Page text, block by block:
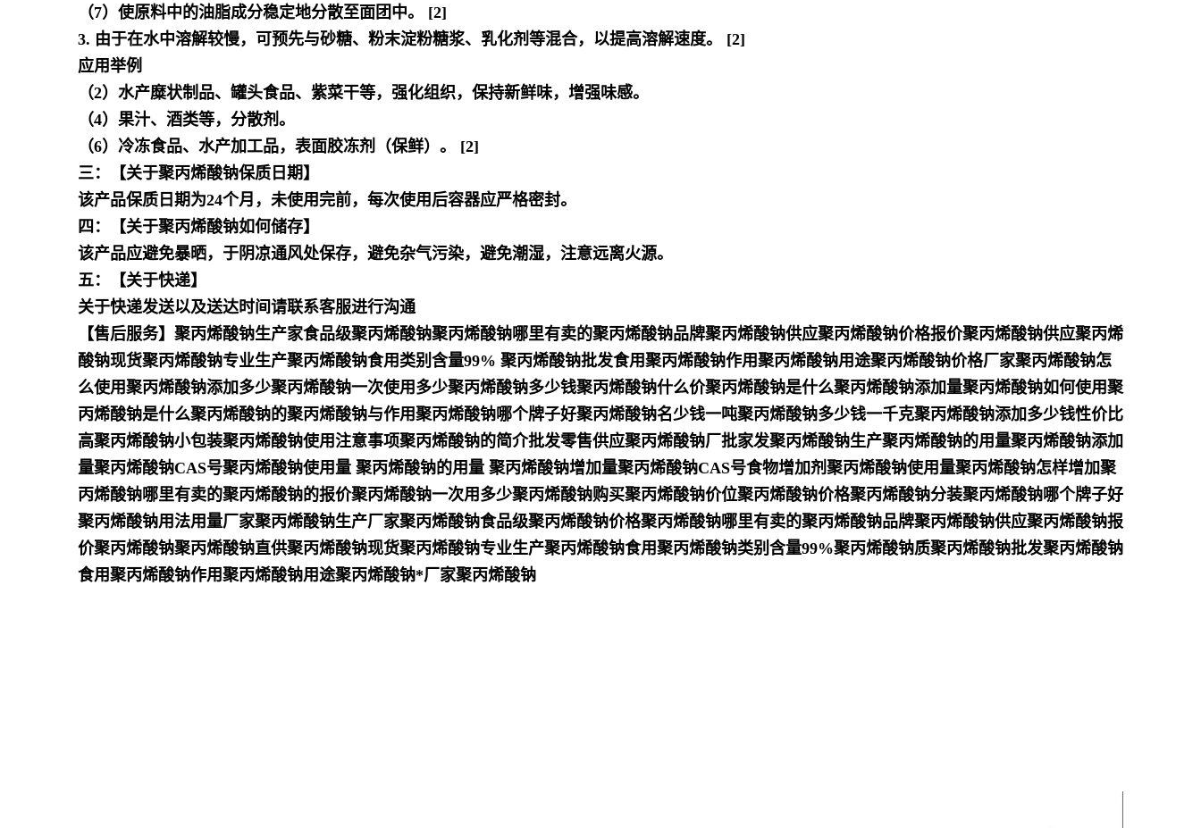
（7）使原料中的油脂成分稳定地分散至面团中。 [2]
3. 由于在水中溶解较慢，可预先与砂糖、粉末淀粉糖浆、乳化剂等混合，以提高溶解速度。 [2]
应用举例
（2）水产糜状制品、罐头食品、紫菜干等，强化组织，保持新鲜味，增强味感。
（4）果汁、酒类等，分散剂。
（6）冷冻食品、水产加工品，表面胶冻剂（保鲜）。 [2]
三：【关于聚丙烯酸钠保质日期】
该产品保质日期为24个月，未使用完前，每次使用后容器应严格密封。
四：【关于聚丙烯酸钠如何储存】
该产品应避免暴晒，于阴凉通风处保存，避免杂气污染，避免潮湿，注意远离火源。
五：【关于快递】
关于快递发送以及送达时间请联系客服进行沟通
【售后服务】聚丙烯酸钠生产家食品级聚丙烯酸钠聚丙烯酸钠哪里有卖的聚丙烯酸钠品牌聚丙烯酸钠供应聚丙烯酸钠价格报价聚丙烯酸钠供应聚丙烯
酸钠现货聚丙烯酸钠专业生产聚丙烯酸钠食用类别含量99% 聚丙烯酸钠批发食用聚丙烯酸钠作用聚丙烯酸钠用途聚丙烯酸钠价格厂家聚丙烯酸钠怎
么使用聚丙烯酸钠添加多少聚丙烯酸钠一次使用多少聚丙烯酸钠多少钱聚丙烯酸钠什么价聚丙烯酸钠是什么聚丙烯酸钠添加量聚丙烯酸钠如何使用聚
丙烯酸钠是什么聚丙烯酸钠的聚丙烯酸钠与作用聚丙烯酸钠哪个牌子好聚丙烯酸钠名少钱一吨聚丙烯酸钠多少钱一千克聚丙烯酸钠添加多少钱性价比
高聚丙烯酸钠小包装聚丙烯酸钠使用注意事项聚丙烯酸钠的简介批发零售供应聚丙烯酸钠厂批家发聚丙烯酸钠生产聚丙烯酸钠的用量聚丙烯酸钠添加
量聚丙烯酸钠CAS号聚丙烯酸钠使用量 聚丙烯酸钠的用量 聚丙烯酸钠增加量聚丙烯酸钠CAS号食物增加剂聚丙烯酸钠使用量聚丙烯酸钠怎样增加聚
丙烯酸钠哪里有卖的聚丙烯酸钠的报价聚丙烯酸钠一次用多少聚丙烯酸钠购买聚丙烯酸钠价位聚丙烯酸钠价格聚丙烯酸钠分装聚丙烯酸钠哪个牌子好
聚丙烯酸钠用法用量厂家聚丙烯酸钠生产厂家聚丙烯酸钠食品级聚丙烯酸钠价格聚丙烯酸钠哪里有卖的聚丙烯酸钠品牌聚丙烯酸钠供应聚丙烯酸钠报
价聚丙烯酸钠聚丙烯酸钠直供聚丙烯酸钠现货聚丙烯酸钠专业生产聚丙烯酸钠食用聚丙烯酸钠类别含量99%聚丙烯酸钠质聚丙烯酸钠批发聚丙烯酸钠
食用聚丙烯酸钠作用聚丙烯酸钠用途聚丙烯酸钠*厂家聚丙烯酸钠